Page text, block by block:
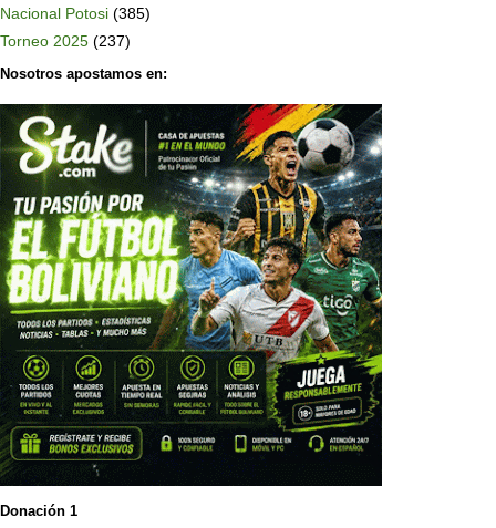
Nacional Potosi (385)
Torneo 2025 (237)
Nosotros apostamos en:
Donación 1